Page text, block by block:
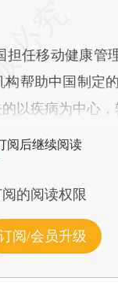
任移动健康管
帮助中国制定
以疾病为中心，
阅后继续阅读
的阅读权限
阅/会员升级